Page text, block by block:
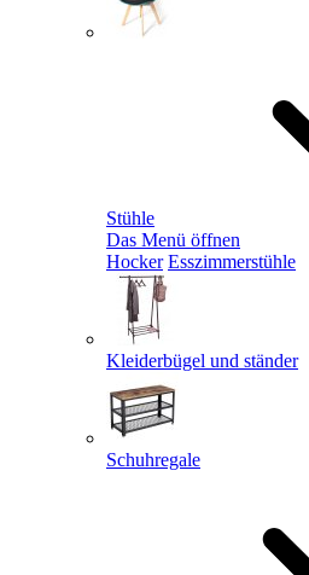
Stühle
Das Menü öffnen
Hocker Esszimmerstühle
Kleiderbügel und ständer
Schuhregale